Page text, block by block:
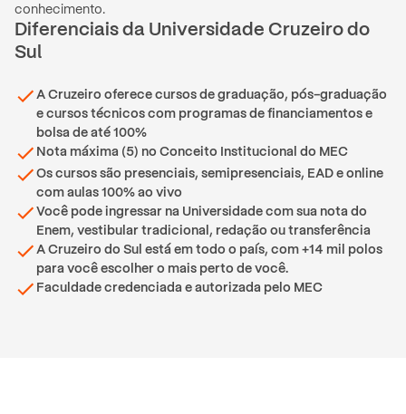
conhecimento.
Diferenciaisda Universidade Cruzeiro do
Sul
A Cruzeiro oferece cursos de graduação, pós-graduação
e cursos técnicos com programas de financiamentos e
bolsa de até 100%
Nota máxima (5) no Conceito Institucional do MEC
Os cursos são presenciais, semipresenciais, EAD e online
com aulas 100% ao vivo
Você pode ingressar na Universidade com sua nota do
Enem, vestibular tradicional, redação ou transferência
A Cruzeiro do Sul está em todo o país, com +14 mil polos
para você escolher o mais perto de você.
Faculdade credenciada e autorizada pelo MEC